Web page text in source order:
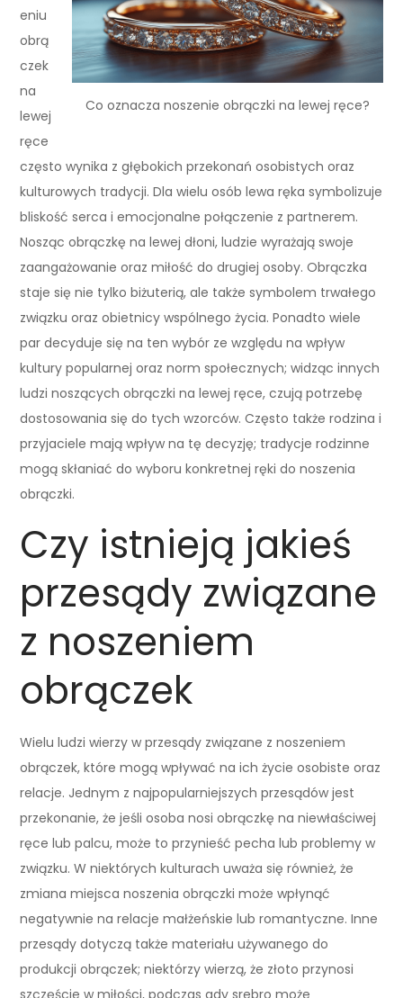
Co oznacza noszenie obrączki na lewej ręce?
eniu
obrą
czek
na
lewej
ręce
często wynika z głębokich przekonań osobistych oraz
kulturowych tradycji. Dla wielu osób lewa ręka symbolizuje
bliskość serca i emocjonalne połączenie z partnerem.
Nosząc obrączkę na lewej dłoni, ludzie wyrażają swoje
zaangażowanie oraz miłość do drugiej osoby. Obrączka
staje się nie tylko biżuterią, ale także symbolem trwałego
związku oraz obietnicy wspólnego życia. Ponadto wiele
par decyduje się na ten wybór ze względu na wpływ
kultury popularnej oraz norm społecznych; widząc innych
ludzi noszących obrączki na lewej ręce, czują potrzebę
dostosowania się do tych wzorców. Często także rodzina i
przyjaciele mają wpływ na tę decyzję; tradycje rodzinne
mogą skłaniać do wyboru konkretnej ręki do noszenia
obrączki.
Czy istnieją jakieś
przesądy związane
z noszeniem
obrączek
Wielu ludzi wierzy w przesądy związane z noszeniem
obrączek, które mogą wpływać na ich życie osobiste oraz
relacje. Jednym z najpopularniejszych przesądów jest
przekonanie, że jeśli osoba nosi obrączkę na niewłaściwej
ręce lub palcu, może to przynieść pecha lub problemy w
związku. W niektórych kulturach uważa się również, że
zmiana miejsca noszenia obrączki może wpłynąć
negatywnie na relacje małżeńskie lub romantyczne. Inne
przesądy dotyczą także materiału używanego do
produkcji obrączek; niektórzy wierzą, że złoto przynosi
szczęście w miłości, podczas gdy srebro może